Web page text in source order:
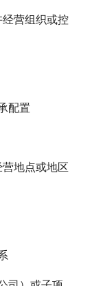
营组织或控
配置
地点或地区